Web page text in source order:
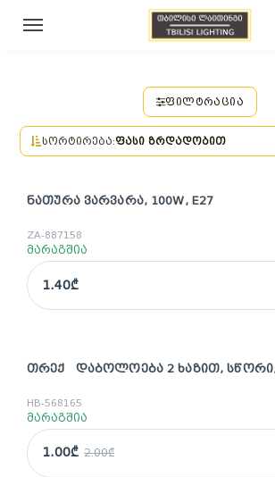
ᲤᲘᲚᲢᲠᲐᲪᲘᲐ
სორტირება:ფასი ზრდადობით
ᲜᲐᲗᲣᲠᲐ ᲕᲐᲠᲕᲐᲠᲐ, 100W, E27
ZA-887158
მარაგშია
1.40₾
sale
ᲗᲠᲔᲥ ᲓᲐᲑᲝᲚᲝᲔᲑᲐ 2 ᲮᲐᲖᲘᲗ,
HB-568165
მარაგშია
1.00₾ 2.00₾